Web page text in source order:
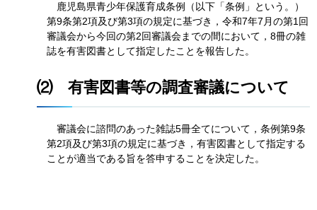
鹿児島県青少年保護育成条例（以下「条例」という。）
第9条第2項及び第3項の規定に基づき，令和7年7月の第1回
審議会から今回の第2回審議会までの間において，8冊の雑
誌を有害図書として指定したことを報告した。
⑵ 有害図書等の調査審議について
審議会に諮問のあった雑誌5冊全てについて，条例第9条
第2項及び第3項の規定に基づき，有害図書として指定する
ことが適当である旨を答申することを決定した。